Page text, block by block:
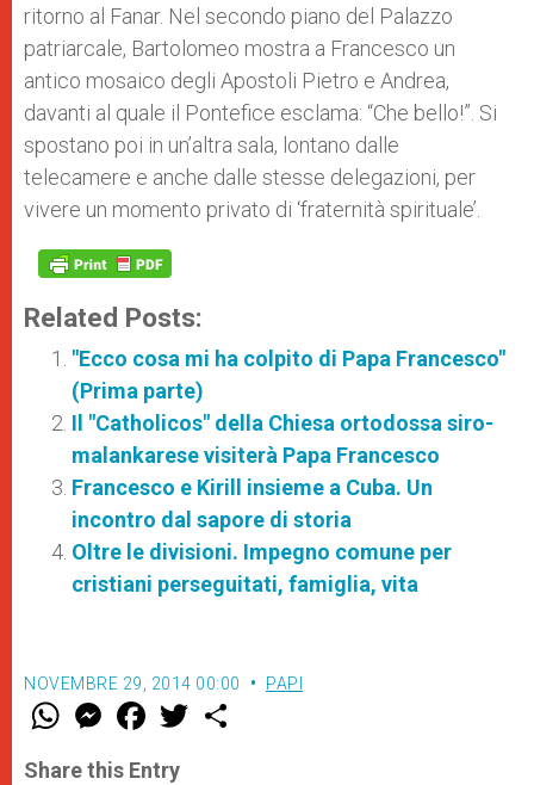
ritorno al Fanar. Nel secondo piano del Palazzo
patriarcale, Bartolomeo mostra a Francesco un
antico mosaico degli Apostoli Pietro e Andrea,
davanti al quale il Pontefice esclama: “Che bello!”. Si
spostano poi in un’altra sala, lontano dalle
telecamere e anche dalle stesse delegazioni, per
vivere un momento privato di ‘fraternità spirituale’.
Related Posts:
"Ecco cosa mi ha colpito di Papa Francesco"
(Prima parte)
Il "Catholicos" della Chiesa ortodossa siro-
malankarese visiterà Papa Francesco
Francesco e Kirill insieme a Cuba. Un
incontro dal sapore di storia
Oltre le divisioni. Impegno comune per
cristiani perseguitati, famiglia, vita
NOVEMBRE 29, 2014 00:00 PAPI
W
t
M
e
s
F
a
e
w
Share this Entry